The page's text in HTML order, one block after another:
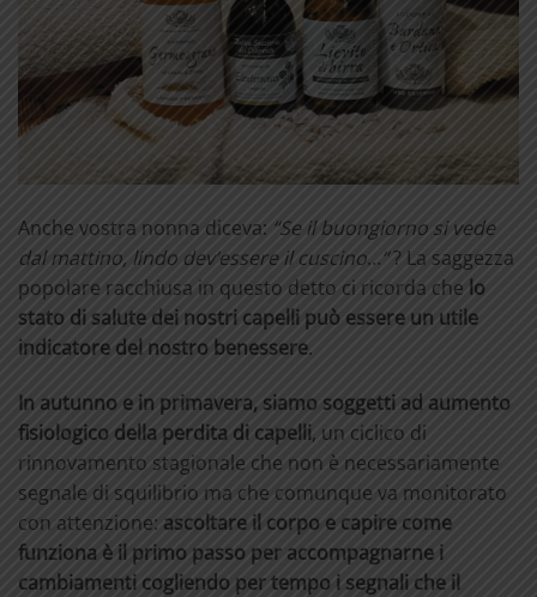
Anche vostra nonna diceva: “Se il buongiorno si vede
dal mattino, lindo dev’essere il cuscino…“? La saggezza
popolare racchiusa in questo detto ci ricorda che lo
stato di salute dei nostri capelli può essere un utile
indicatore del nostro benessere.
In autunno e in primavera, siamo soggetti ad aumento
fisiologico della perdita di capelli, un ciclico di
rinnovamento stagionale che non è necessariamente
segnale di squilibrio ma che comunque va monitorato
con attenzione: ascoltare il corpo e capire come
funziona è il primo passo per accompagnarne i
cambiamenti cogliendo per tempo i segnali che il